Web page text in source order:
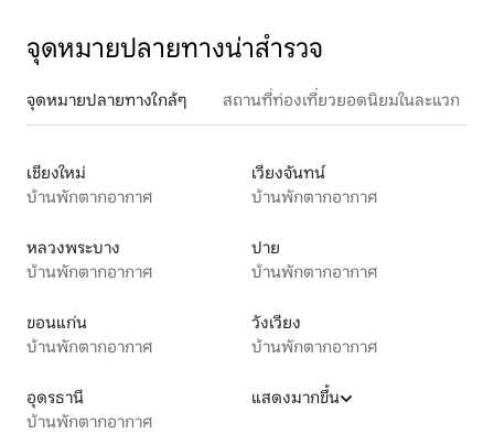
จุดหมายปลายทางน่าสำรวจ
จุดหมายปลายทางใกล้ๆ สถานที่ท่องเที่ยวยอดนิยมในละแวก
เชียงใหม่
บ้านพักตากอากาศ
เวียงจันทน์
บ้านพักตากอากาศ
หลวงพระบาง
บ้านพักตากอากาศ
ปาย
บ้านพักตากอากาศ
ขอนแก่น
บ้านพักตากอากาศ
วังเวียง
บ้านพักตากอากาศ
อุดรธานี
บ้านพักตากอากาศ
แสดงมากขึ้น